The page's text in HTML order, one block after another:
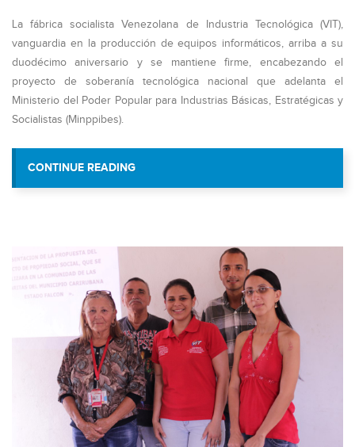
La fábrica socialista Venezolana de Industria Tecnológica (VIT),
vanguardia en la producción de equipos informáticos, arriba a su
duodécimo aniversario y se mantiene firme, encabezando el
proyecto de soberanía tecnológica nacional que adelanta el
Ministerio del Poder Popular para Industrias Básicas, Estratégicas y
Socialistas (Minppibes).
CONTINUE READING